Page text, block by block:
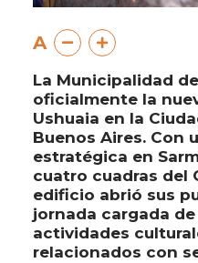
A
La Municipalidad
oficialmente la
Ushuaia en la
Buenos Aires. Con
estratégica en
cuatro cuadras del
edificio abrió sus
jornada cargada
actividades
relacionados con